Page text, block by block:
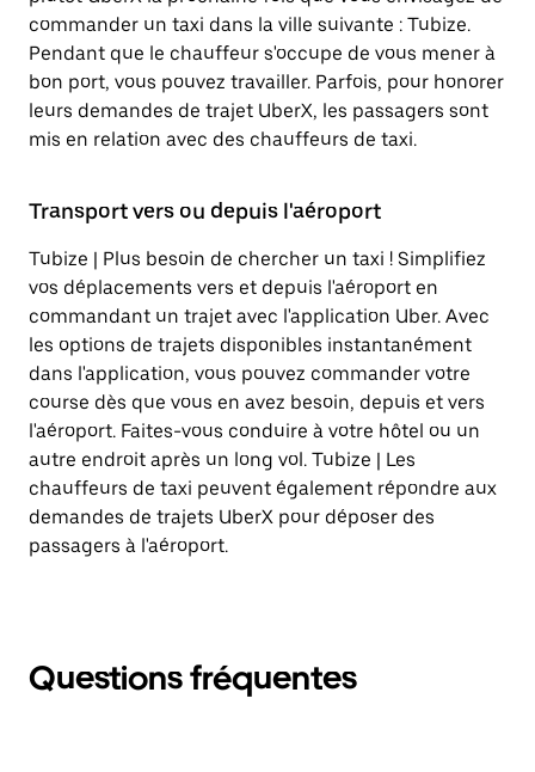
commander un taxi dans la ville suivante : Tubize.
Pendant que le chauffeur s'occupe de vous mener à
bon port, vous pouvez travailler. Parfois, pour honorer
leurs demandes de trajet UberX, les passagers sont
mis en relation avec des chauffeurs de taxi.
Transport vers ou depuis l'aéroport
Tubize | Plus besoin de chercher un taxi ! Simplifiez
vos déplacements vers et depuis l'aéroport en
commandant un trajet avec l'application Uber. Avec
les options de trajets disponibles instantanément
dans l'application, vous pouvez commander votre
course dès que vous en avez besoin, depuis et vers
l'aéroport. Faites-vous conduire à votre hôtel ou un
autre endroit après un long vol. Tubize | Les
chauffeurs de taxi peuvent également répondre aux
demandes de trajets UberX pour déposer des
passagers à l'aéroport.
Questions fréquentes